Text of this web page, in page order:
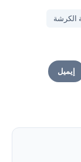
الكرشة
إيميل